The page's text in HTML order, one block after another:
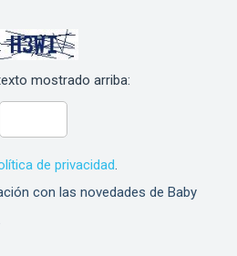
mostrado arriba:
de privacidad
con las novedades de Baby